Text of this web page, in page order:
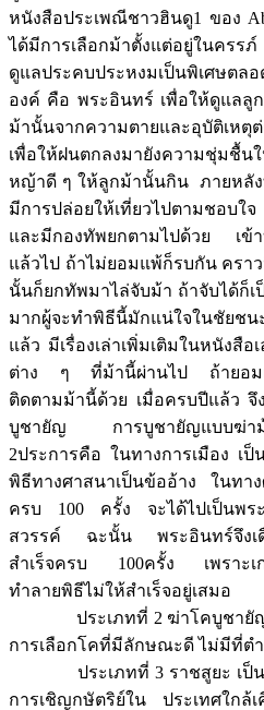
หนังสือประเพณีชาวฮินดู1 ของ
ได้มีการเลือกม้าตั้งแต่อยู่ในคร
ดูแลประคบประหงมเป็นพิเศษตลอ
องค์ คือ พระอินทร์ เพื่อให้ดูแลลู
ม้านั้นจากความตายและอุบัติเหตุ
เพื่อให้ฝนตกลงมายังความชุ่มชื้
หญ้าดี ๆ ให้ลูกม้านั้นกิน ภายหลัง
มีการปล่อยให้เที่ยวไปตามชอบ
และมีกองทัพยกตามไปด้วย เข้า
แล้วไป ถ้าไม่ยอมแพ้ก็รบกัน ครา
นั้นก็ยกทัพมาไล่จับม้า ถ้าจับได้ก็เ
มากผู้จะทำพิธีนี้มักแน่ใจในชัยช
แล้ว มีเรื่องเล่าเพิ่มเติมในหนังสือ
ต่าง ๆ ที่ม้านี้ผ่านไป ถ้ายอมแ
ติดตามม้านี้ด้วย เมื่อครบปีแล้ว จึ
บูชายัญ การบูชายัญแบบฆ่าม้า
2ประการคือ ในทางการเมือง เ
พิธีทางศาสนาเป็นข้ออ้าง ในทา
ครบ 100 ครั้ง จะได้ไปเป็นพร
สวรรค์ ฉะนั้น พระอินทร์จึงเดื
สำเร็จครบ 100ครั้ง เพราะเก
ทำลายพิธีไม่ให้สำเร็จอยู่เสมอ
ประเภทที่ 2 ฆ่าโคบูชายัญ ไ
การเลือกโคที่มีลักษณะดี ไม่มีที่ต
ประเภทที่ 3 ราชสูยะ เป็นก
การเชิญกษัตริย์ใน ประเทศใกล้